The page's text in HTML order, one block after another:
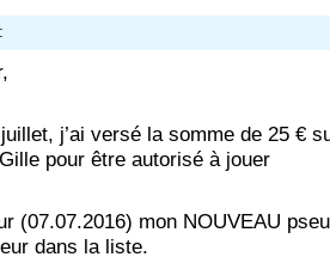
j’ai versé la somme de 25 €
pour être autorisé à jouer
(07.07.2016) mon NOUVEAU
dans la liste.